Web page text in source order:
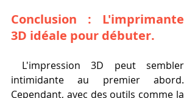
Conclusion : L'imprimante
3D idéale pour débuter.
intimidante au premier abord.